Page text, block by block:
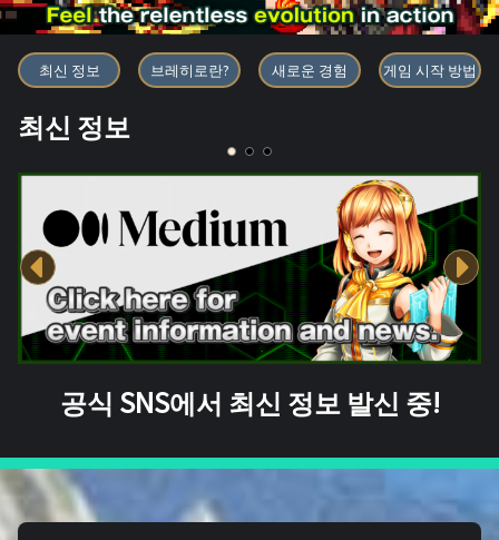
블록체인 게임 「BRAVE
최신 정보 브레히로란? 새로운 경험 게임 시작 방법
최신 정보
공식 SNS에서 최신 정보 발신 중!